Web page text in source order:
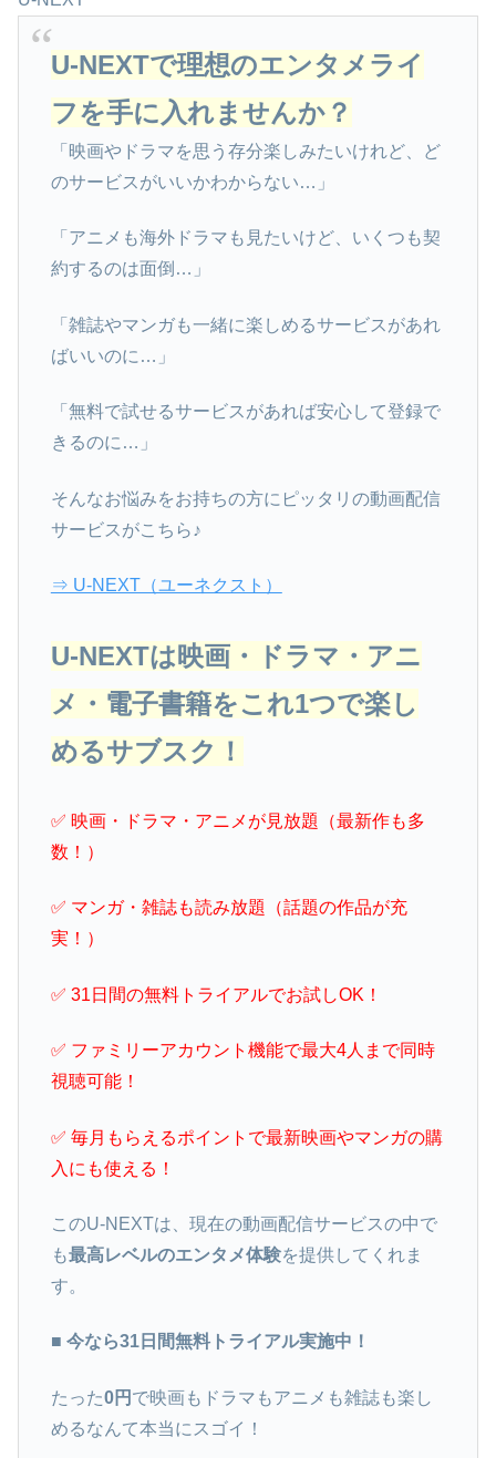
U-NEXTで理想のエンタメライ
フを手に入れませんか？
「映画やドラマを思う存分楽しみたいけれど、ど
のサービスがいいかわからない…」
「アニメも海外ドラマも見たいけど、いくつも契
約するのは面倒…」
「雑誌やマンガも一緒に楽しめるサービスがあれ
ばいいのに…」
「無料で試せるサービスがあれば安心して登録で
きるのに…」
そんなお悩みをお持ちの方にピッタリの動画配信
サービスがこちら♪
⇒ U-NEXT（ユーネクスト）
U-NEXTは映画・ドラマ・アニ
メ・電子書籍をこれ1つで楽し
めるサブスク！
✅ 映画・ドラマ・アニメが見放題（最新作も多
数！）
✅ マンガ・雑誌も読み放題（話題の作品が充
実！）
✅ 31日間の無料トライアルでお試しOK！
✅ ファミリーアカウント機能で最大4人まで同時
視聴可能！
✅ 毎月もらえるポイントで最新映画やマンガの購
入にも使える！
このU-NEXTは、現在の動画配信サービスの中で
も最高レベルのエンタメ体験を提供してくれま
す。
■ 今なら31日間無料トライアル実施中！
たった0円 で映画もドラマもアニメも雑誌も楽し
めるなんて本当にスゴイ！